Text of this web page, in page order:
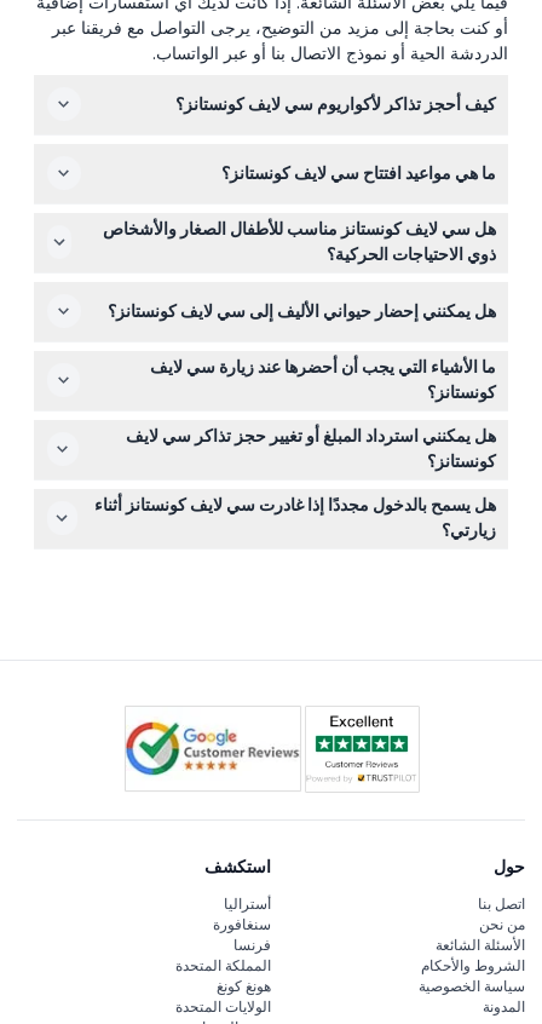
أو كنت بحاجة إلى مزيد من التوضيح، يرجى التواصل مع فريقنا عبر
الدردشة الحية أو نموذج الاتصال بنا أو عبر الواتساب.
كيف أحجز تذاكر لأكواريوم سي لايف كونستانز؟
لتأمين التاريخ والوقت المفضلين لديك، خاصة خلال الفترات
ما هي مواعيد افتتاح سي لايف كونستانز؟
عادةً ما يكون سي لايف كونستانز مفتوحًا يوميًا من الساعة
10:00 صباحًا حتى 5:00 مساءً، رغم أن المواعيد قد تختلف في
العطلات والفعاليات الخاصة (قابلة للتغيير – يرجى التأكد عند
هل سي لايف كونستانز مناسب للأطفال الصغار والأشخاص
ذوي الاحتياجات الحركية؟
الأطفال من 0-14 مصحوبين ببالغ يدفع التذكرة. الأكواريوم مهيأ
الحركة.
هل يمكنني إحضار حيواني الأليف إلى سي لايف كونستانز؟
يسمح فقط للحيوانات المساعدة بالدخول إلى الأكواريوم؛ غير
ذلك، لا يسمح بإحضار الحيوانات الأليفة الأخرى.
ما الأشياء التي يجب أن أحضرها عند زيارة سي لايف
كونستانز؟
أحضر تأكيد الحجز وبطاقة هوية إذا لزم الأمر، ولكن تجنب
إحضار عربات الأطفال أو مقطورات الدراجات لأن دخولها ممنوع؛
وتذكر أيضًا أن التدخين ممنوع.
هل يمكنني استرداد المبلغ أو تغيير حجز تذاكر سي لايف
كونستانز؟
التذاكر غير قابلة للاسترداد ولا يمكن إلغاؤها، لذا تأكد من اختيار
التاريخ والوقت بعناية عند الحجز.
هل يسمح بالدخول مجددًا إذا غادرت سي لايف كونستانز أثناء
زيارتي؟
حول
اتصل بنا
من نحن
الأسئلة الشائعة
الشروط والأحكام
سياسة الخصوصية
المدونة
استكشف
أستراليا
سنغافورة
فرنسا
المملكة المتحدة
هونغ كونغ
الولايات المتحدة